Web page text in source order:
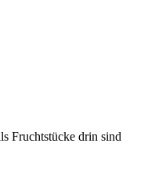
Fruchtstücke drin sind